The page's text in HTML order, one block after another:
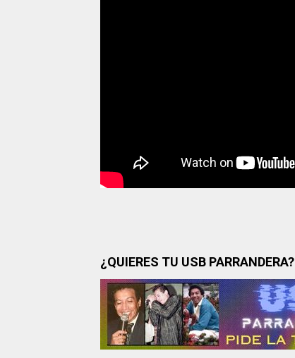
¿QUIERES TU USB PARRANDERA?